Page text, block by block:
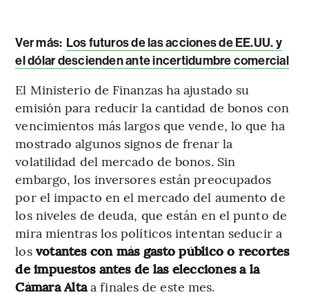
Ver más: Los futuros de las acciones de EE.UU. y
el dólar descienden ante incertidumbre comercial
El Ministerio de Finanzas ha ajustado su
emisión para reducir la cantidad de bonos con
vencimientos más largos que vende, lo que ha
mostrado algunos signos de frenar la
volatilidad del mercado de bonos. Sin
embargo, los inversores están preocupados
por el impacto en el mercado del aumento de
los niveles de deuda, que están en el punto de
mira mientras los políticos intentan seducir a
los votantes con más gasto público o recortes
de impuestos antes de las elecciones a la
Cámara Altaa finales de este mes.